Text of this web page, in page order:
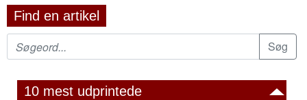
Find en artikel
10 mest udprintede